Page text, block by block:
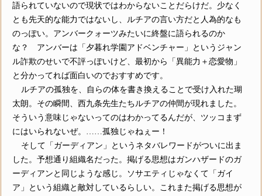
語られていないので現状ではわからないことだらけだ。少なく
とも先天的な能力ではないし、ルチアの言い方だと人為的なも
のっぽい。アンバークォーツみたいに終盤に語られるのか
な？ アンバーは「夕暮れ学園アドベンチャー」というジャン
ル詐欺のせいで不評っぽいけど、最初から「異能力＋恋愛物」
と分かってれば面白いのでおすすめです。
ルチアの孤独を、自らの体を書き換えることで受け入れた瑚
太朗。その瞬間、西九条先生たちルチアの仲間が現れました。
そういう意味じゃないってのはわかってるんだが、ツッコまず
にはいられないぜ。……孤独じゃねぇー！
そして「ガーディアン」というネタバレワードがついに出ま
した。予想通り組織名だった。掲げる思想はガンハザードのガ
ーディアンと同じような感じ。ソサエティじゃなくて「ガイ
ア」という組織と敵対しているらしい。これまた掲げる思想が